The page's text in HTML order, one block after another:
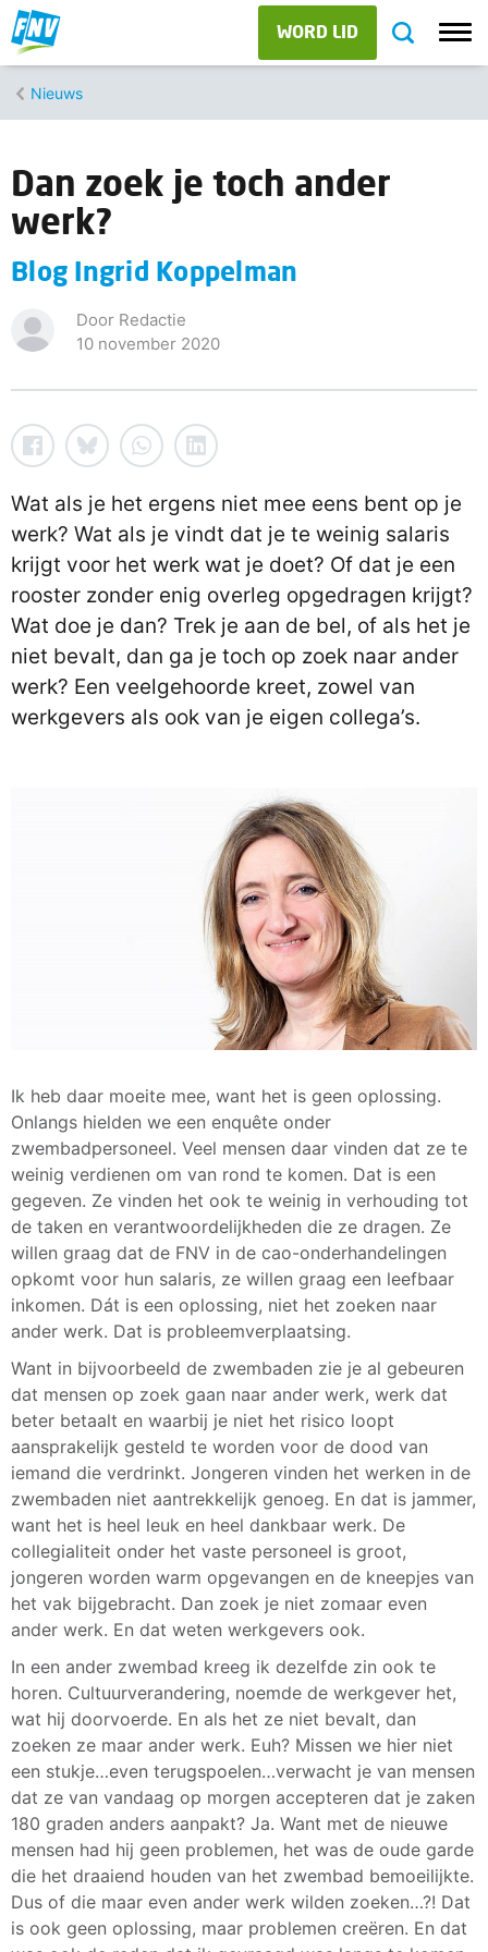
WORD LID
Nieuws
Dan zoek je toch ander
werk?
Blog Ingrid Koppelman
Door Redactie
10 november 2020
Wat als je het ergens niet mee eens bent op je
werk? Wat als je vindt dat je te weinig salaris
krijgt voor het werk wat je doet? Of dat je een
rooster zonder enig overleg opgedragen krijgt?
Wat doe je dan? Trek je aan de bel, of als het je
niet bevalt, dan ga je toch op zoek naar ander
werk? Een veelgehoorde kreet, zowel van
werkgevers als ook van je eigen collega’s.
Ik heb daar moeite mee, want het is geen oplossing.
Onlangs hielden we een enquête onder
zwembadpersoneel. Veel mensen daar vinden dat ze te
weinig verdienen om van rond te komen. Dat is een
gegeven. Ze vinden het ook te weinig in verhouding tot
de taken en verantwoordelijkheden die ze dragen. Ze
willen graag dat de FNV in de cao-onderhandelingen
opkomt voor hun salaris, ze willen graag een leefbaar
inkomen. Dát is een oplossing, niet het zoeken naar
ander werk. Dat is probleemverplaatsing.
Want in bijvoorbeeld de zwembaden zie je al gebeuren
dat mensen op zoek gaan naar ander werk, werk dat
beter betaalt en waarbij je niet het risico loopt
aansprakelijk gesteld te worden voor de dood van
iemand die verdrinkt. Jongeren vinden het werken in de
zwembaden niet aantrekkelijk genoeg. En dat is jammer,
want het is heel leuk en heel dankbaar werk. De
collegialiteit onder het vaste personeel is groot,
jongeren worden warm opgevangen en de kneepjes van
het vak bijgebracht. Dan zoek je niet zomaar even
ander werk. En dat weten werkgevers ook.
In een ander zwembad kreeg ik dezelfde zin ook te
horen. Cultuurverandering, noemde de werkgever het,
wat hij doorvoerde. En als het ze niet bevalt, dan
zoeken ze maar ander werk. Euh? Missen we hier niet
een stukje…even terugspoelen…verwacht je van mensen
dat ze van vandaag op morgen accepteren dat je zaken
180 graden anders aanpakt? Ja. Want met de nieuwe
mensen had hij geen problemen, het was de oude garde
die het draaiend houden van het zwembad bemoeilijkte.
Dus of die maar even ander werk wilden zoeken…?! Dat
is ook geen oplossing, maar problemen creëren. En dat